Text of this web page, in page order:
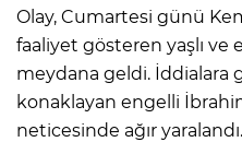
Olay, Cumartesi günü
faaliyet gösteren yaşlı ve
meydana geldi. İddialara
konaklayan engelli
neticesinde ağır